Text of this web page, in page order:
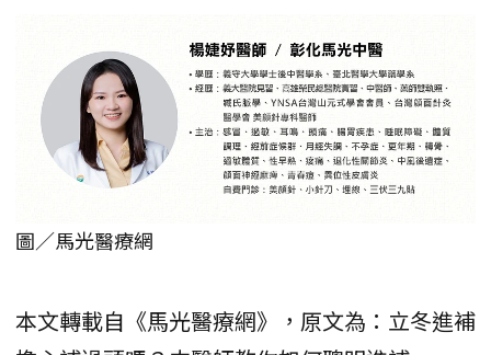
圖／馬光醫療網
本文轉載自《馬光醫療網》，原文為：立冬進補